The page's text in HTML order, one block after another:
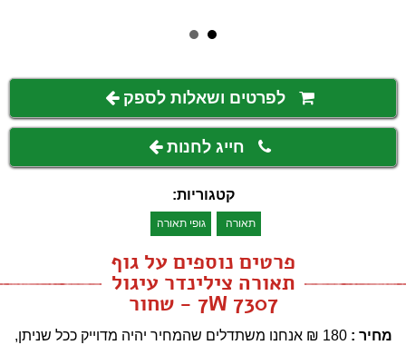
לפרטים ושאלות לספק
חייג לחנות
קטגוריות:
תאורה גופי תאורה
פרטים נוספים על גוף
תאורה צילינדר עיגול
7W 7307 - שחור
מחיר : 180
₪ אנחנו משתדלים שהמחיר יהיה מדוייק ככל שניתן,